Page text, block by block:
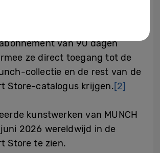
van 90 dagen
ze direct toegang tot de
collectie en de rest van de
Store-catalogus krijgen.[2]
kunstwerken van MUNCH
2026 wereldwijd in de
Store te zien.